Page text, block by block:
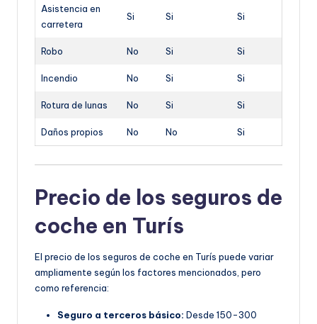
Asistencia en
carretera
Si Si Si
Robo No Si Si
Incendio No Si Si
Rotura de lunas No Si Si
Daños propios No No Si
Precio de los seguros de
coche en Turís
El precio de los seguros de coche en Turís puede variar
ampliamente según los factores mencionados, pero
como referencia:
Seguro a terceros básico: Desde 150-300